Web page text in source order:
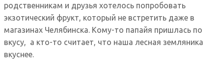
родственникам и друзья хотелось попробовать
экзотический фрукт, который не встретить даже в
магазинах Челябинска. Кому-то папайя пришлась по
вкусу, а кто-то считает, что наша лесная земляника
вкуснее.